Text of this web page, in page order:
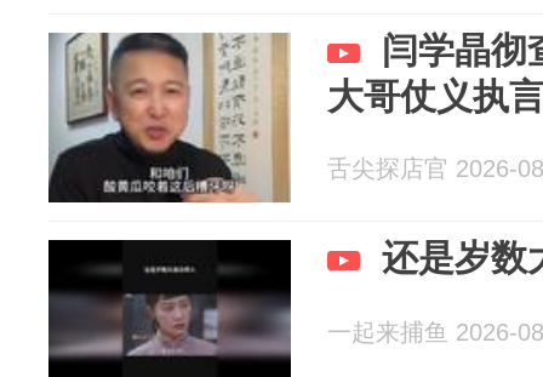
闫学晶彻
大哥仗义执
舌尖探店官 2026-
还是岁数
一起来捕鱼 2026-